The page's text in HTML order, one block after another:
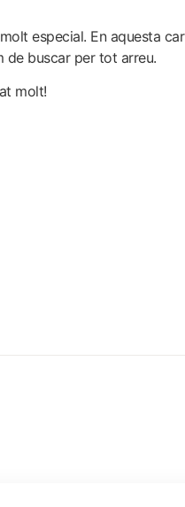
especial. En aquesta
de buscar per tot arreu.
molt!